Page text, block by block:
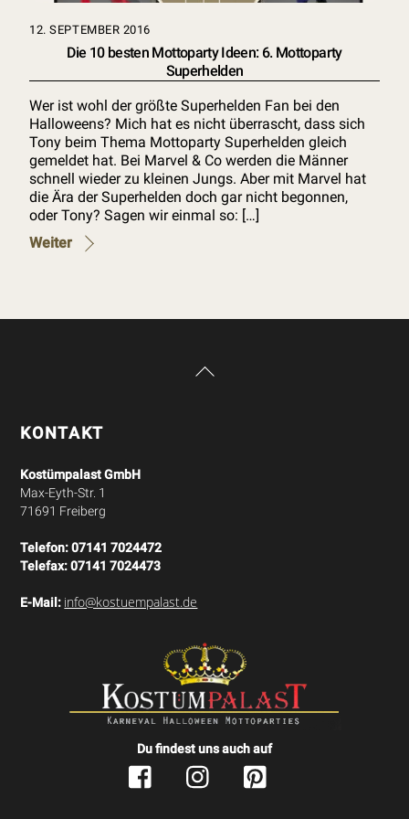
12. SEPTEMBER 2016
Die 10 besten Mottoparty Ideen: 6. Mottoparty
Superhelden
Wer ist wohl der größte Superhelden Fan bei den
Halloweens? Mich hat es nicht überrascht, dass sich
Tony beim Thema Mottoparty Superhelden gleich
gemeldet hat. Bei Marvel & Co werden die Männer
schnell wieder zu kleinen Jungs. Aber mit Marvel hat
die Ära der Superhelden doch gar nicht begonnen,
oder Tony? Sagen wir einmal so: […]
Weiter
Back
KONTAKT
Kostümpalast GmbH
Max-Eyth-Str. 1
71691 Freiberg
Telefon:07141 7024472
Telefax:07141 7024473
E-Mail: info@kostuempalast.de
Du findest uns auch auf